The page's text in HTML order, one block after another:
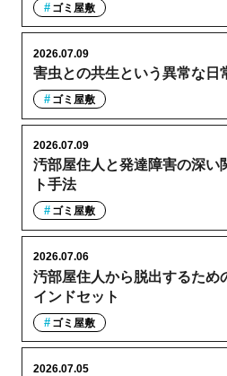
ゴミ屋敷
害虫との共生という異常な日
2026.07.09
ゴミ屋敷
汚部屋住人と発達障害の深い
ト手法
2026.07.09
ゴミ屋敷
汚部屋住人から脱出するため
インドセット
2026.07.06
ゴミ屋敷
2026.07.05